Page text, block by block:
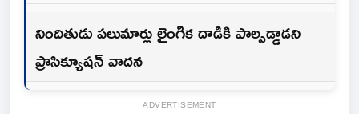
నిందితుడు పలుమార్లు లైంగిక దాడికి పాల్పడ్డాడని
ప్రాసిక్యూషన్ వాదన
ADVERTISEMENT